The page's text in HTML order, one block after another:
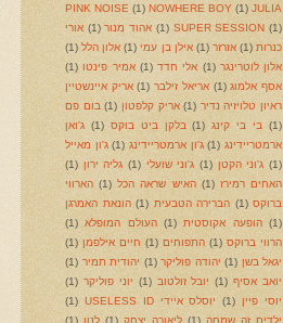
JULIA
(1)
NOWHERE BOY
(1)
PINK NOISE
(1)
SUPER SESSION
(1) אהוד מנור (1) אורי
כנרות (1) אזרזר (1) אילן בן עמי (1) אלון הלל (1)
אלון לוטרינגר (1) אלי חדד (1) אמיר פינטו (1)
אסף אלמוג (1) אריאל זילבר (1) אריק איינשטיין
ראיון טלויזיה נדיר (1) אריק קלפטון (1) בום פם
(1)
בי בי קינג (1) בלקן ביט בוקס (1) ג'ואן
ארמטריידינג (1) ג'ון ארמטריידינג (1) ג'ון מאייל
(1) ג'וני הקטן (1) ג'וני שועלי (1) גליה ירון (1)
האחים רמירז (1) האיש שראה הכל (1) הארווי
ברוקס (1) הברירה הטבעית (1) הונאת האמרגן
(1) הופעה אקוסטית (1) העולם המופלא (1)
הרווי ברוקס (1) התפוחים (1) חיים אילפמן (1)
יגאל בשן (1) יהודה פוליקר (1) יהודית תמיר (1)
יואב אסיף (1) יובל זולטוב (1) יוני פוליקר (1)
יוסי פיין (1) יוסלס איידי USELESS ID
(1)
ילדים זה שמחה (1) ליאורה יצחק (1) לנון (1)